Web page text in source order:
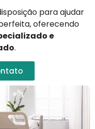
para ajudar
oferecendo
e
.